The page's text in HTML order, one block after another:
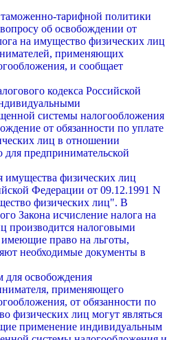
тарифной политики
об освобождении от
на имущество физических лиц
применяющих
и сообщает
кодекса Российской
системы налогообложения
от обязанности по уплате
лиц в отношении
для предпринимательской
имущества физических лиц
Федерации от 09.12.1991 N
физических лиц". В
Закона исчисление налога на
производится налоговыми
право на льготы,
необходимые документы в
для освобождения
применяющего
от обязанности по
физических лиц могут являться
применение индивидуальным